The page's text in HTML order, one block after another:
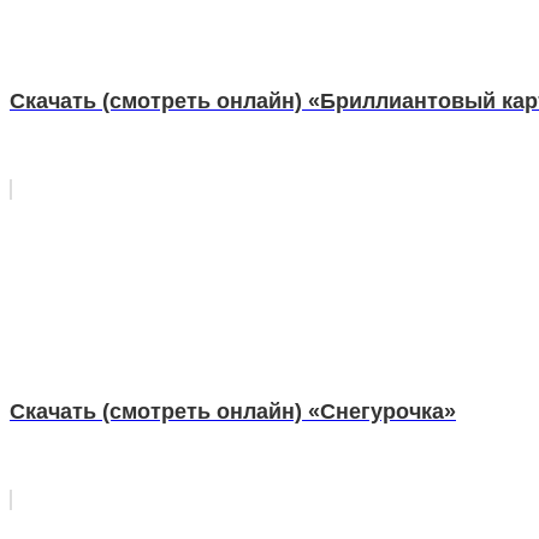
Скачать (смотреть онлайн) «Бриллиантовый
Скачать (смотреть онлайн) «Снегурочка»